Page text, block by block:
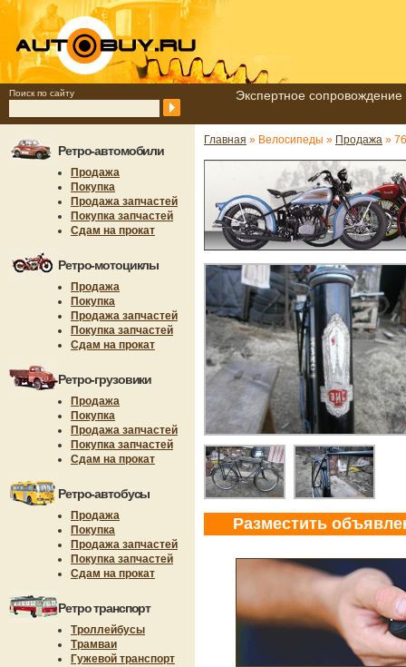
Поиск по сайту Экспертное
Ретро-автомобили
Продажа
Покупка
Продажа запчастей
Покупка запчастей
Сдам на прокат
Ретро-мотоциклы
Продажа
Покупка
Продажа запчастей
Покупка запчастей
Сдам на прокат
Ретро-грузовики
Продажа
Покупка
Продажа запчастей
Покупка запчастей
Сдам на прокат
Ретро-автобусы
Продажа
Покупка
Продажа запчастей
Покупка запчастей
Сдам на прокат
Ретро транспорт
Троллейбусы
Трамваи
Гужевой транспорт
Главная » Велосипеды » Продажа »
Разместить